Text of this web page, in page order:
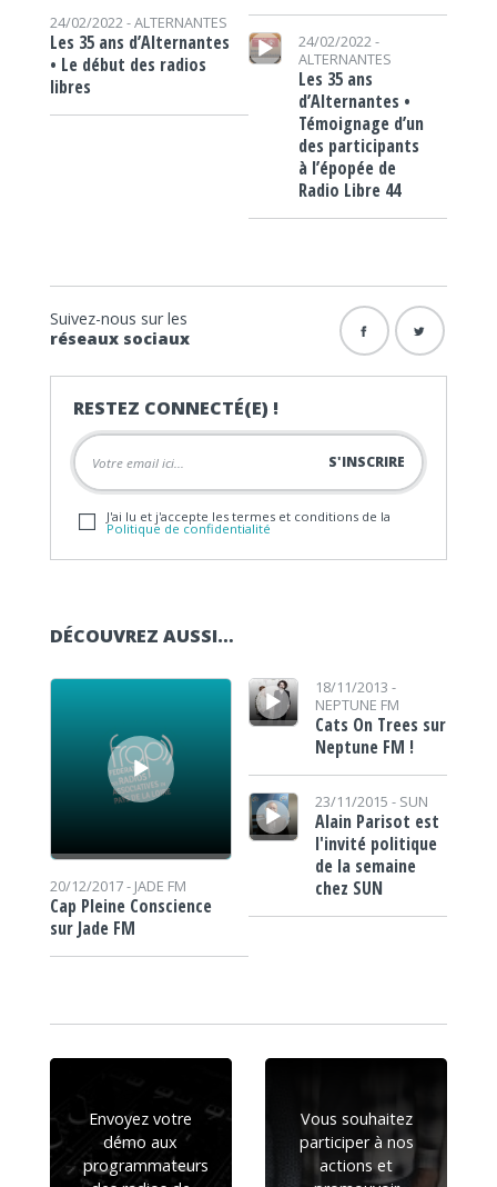
24/02/2022 -ALTERNANTES
Les 35 ans d’Alternantes
• Le début des radios
libres
Lecteur audio
24/02/2022 -
ALTERNANTES
Les 35 ans
d’Alternantes •
Témoignage d’un
des participants
à l’épopée de
Radio Libre 44
Suivez-nous sur les
réseaux sociaux
RESTEZ CONNECTÉ(E) !
J'ai lu et j'accepte les termes et conditions de la
Politique de confidentialité
DÉCOUVREZ AUSSI…
Lecteur audio
20/12/2017 - JADE FM
Cap Pleine Conscience
sur Jade FM
Lecteur audio18/11/2013 -
NEPTUNE FM
Cats On Trees sur
Neptune FM !
Lecteur audio
23/11/2015 - SUN
Alain Parisot est
l'invité politique
de la semaine
chez SUN
Envoyez votre
démo aux
programmateurs
Vous souhaitez
participer à nos
actions et